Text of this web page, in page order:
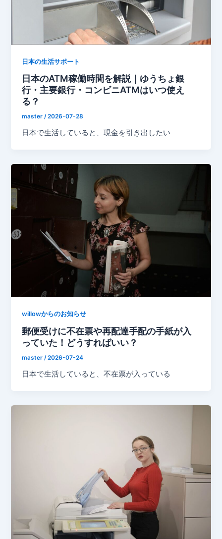
日本の生活サポート
日本のATM稼働時間を解説｜ゆうちょ銀
行・主要銀行・コンビニATMはいつ使え
る？
master/2026-07-28
日本で生活していると、現金を引き出したい
willowからのお知らせ
郵便受けに不在票や再配達手配の手紙が入
っていた！どうすればいい？
master/2026-07-24
日本で生活していると、不在票が入っている